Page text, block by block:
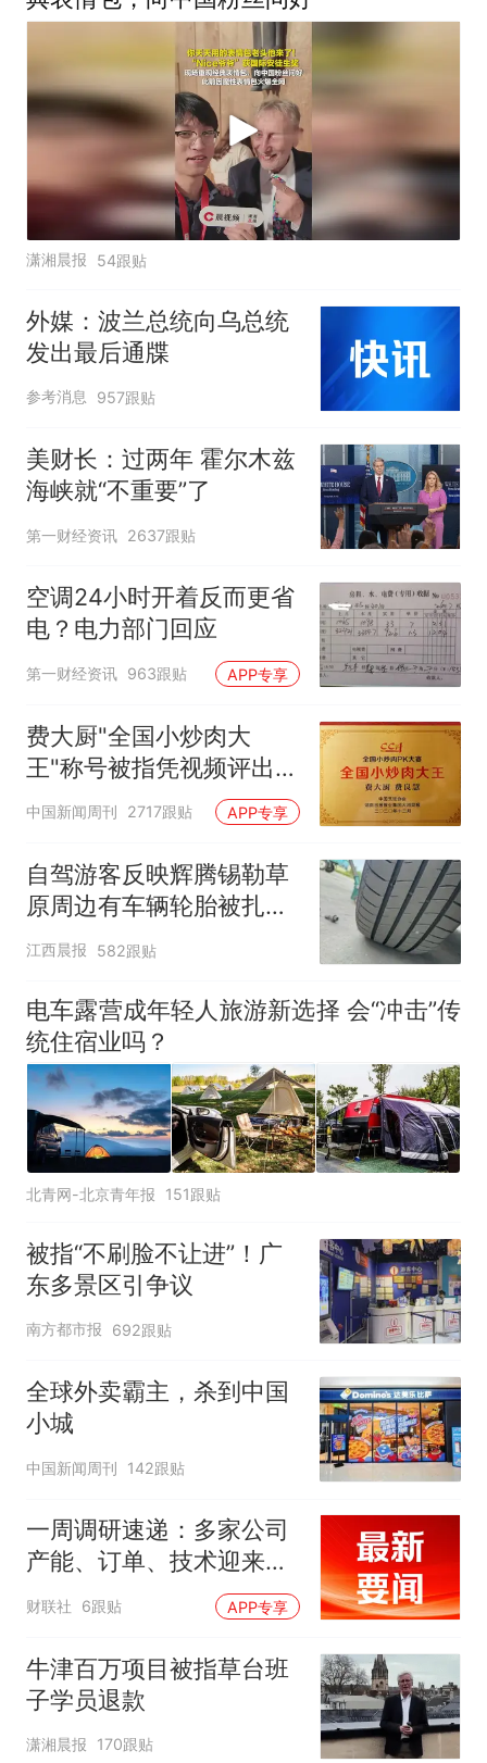
潇湘晨报 54跟贴
外媒：波兰总统向乌总统
发出最后通牒
参考消息 957跟贴
美财长：过两年 霍尔木兹
海峡就“不重要”了
第一财经资讯 2637跟贴
空调24小时开着反而更省
电？电力部门回应
第一财经资讯 963跟贴 APP专享
费大厨"全国小炒肉大
王"称号被指凭视频评出
官方回应
中国新闻周刊 2717跟贴 APP专享
自驾游客反映辉腾锡勒草
原周边有车辆轮胎被扎，
修理店铺换胎价格高达千
元，官方发布情况通报
江西晨报 582跟贴
电车露营成年轻人旅游新选择 会“冲击”传
统住宿业吗？
北青网-北京青年报 151跟贴
被指“不刷脸不让进”！广
东多景区引争议
南方都市报 692跟贴
全球外卖霸主，杀到中国
小城
中国新闻周刊 142跟贴
一周调研速递：多家公司
产能、订单、技术迎来突
破，涉及PCB、MLCC、
算力、CPO等行业
财联社 6跟贴 APP专享
牛津百万项目被指草台班
子学员退款
潇湘晨报 170跟贴